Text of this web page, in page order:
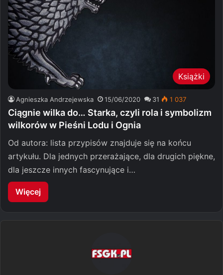
Książki
Agnieszka Andrzejewska 15/06/2020 31 1 037
Ciągnie wilka do… Starka, czyli rola i symbolizm
wilkorów w Pieśni Lodu i Ognia
Od autora: lista przypisów znajduje się na końcu
artykułu. Dla jednych przerażające, dla drugich piękne,
dla jeszcze innych fascynujące i…
Więcej